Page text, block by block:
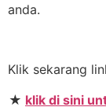
anda.
Klik sekarang
★ klik di sini